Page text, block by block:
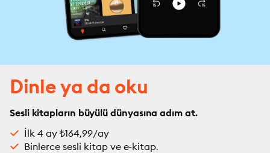
Dinle ya da oku
Sesli kitapların büyülü dünyasına adım at.
İlk 4 ay ₺164,99/ay
Binlerce sesli kitap ve e-kitap.